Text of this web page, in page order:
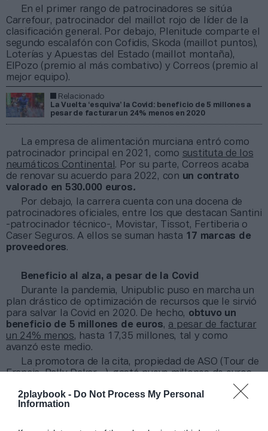
2playbook - Do Not Process My Personal
Information
En el primer rango de patrocinadores se sitúa
Carrefour, patrocinador del maillot rojo de líder de la
clasificación general. Por debajo, Plenitude comparte el
segundo escalafón con Cofidis, Skoda (maillot puntos),
Loterías y Apuestas del Estado (maillot montaña),
ElPozo (premio al más combativo) y Correos (premio al
mejor equipo).
Relacionado
La Vuelta ‘esquiva’ la Covid: beneficio de 5 millones a
pesar de facturar un 24% menos en 2020
La empresa de alimentación murciana entró como
patrocinador principal en 2021, como sustituta de los
neumáticos Continental . Por su parte, Correos acaba
de renovar su acuerdo para 2022, con un contrato
valorado en 530.000 euros.
Por debajo, la carrera cuenta con una docena de
patrocinadores oficiales, entre los que destacan Santini
-patrocinador técnico-, Movistar, Tissot, Fertiberia o
Caser Seguros. A ellos se suman hasta 17 marcas de
proveedores.
Beneficio al alza, a pesar de la Covid
Durante la pandemia, Unipublic puso en marcha un
plan drástico de optimización de recursos que le sirvió
para salvar la Covid en 2020. De hecho, obtuvo un
beneficio de 5 millones de euros, a pesar de facturar
un 24% menos, hasta 17,35 millones, tal y como
avanzó este medio.
La promotora de la cita, propiedad de ASO (Tour de
Francia, Rally Dakar…), gastó nueve millones de euros
indemnización de 2,5 millones por la cancelación de la
salida desde Países Bajos y otras etapas.